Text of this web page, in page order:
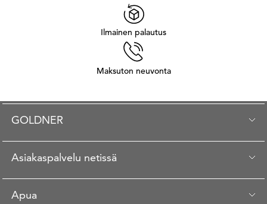
Ilmainen palautus
Maksuton neuvonta
GOLDNER
Asiakaspalvelu netissä
Apua